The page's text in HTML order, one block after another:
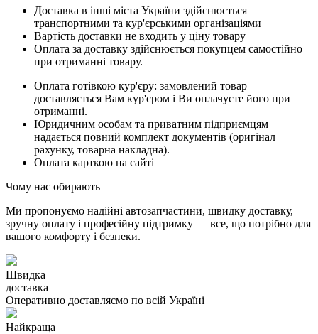
Доставка в інші міста України здійснюється
транспортними та кур'єрськими організаціями
Вартість доставки не входить у ціну товару
Оплата за доставку здійснюється покупцем самостійно
при отриманні товару.
Оплата готівкою кур'єру: замовлений товар
доставляється Вам кур'єром і Ви оплачуєте його при
отриманні.
Юридичним особам та приватним підприємцям
надається повний комплект документів (оригінал
рахунку, товарна накладна).
Оплата карткою на сайті
Чому нас обирають
Ми пропонуємо надійні автозапчастини, швидку доставку,
зручну оплату і професійну підтримку — все, що потрібно для
вашого комфорту і безпеки.
Швидка
доставка
Оперативно доставляємо по всій Україні
Найкраща